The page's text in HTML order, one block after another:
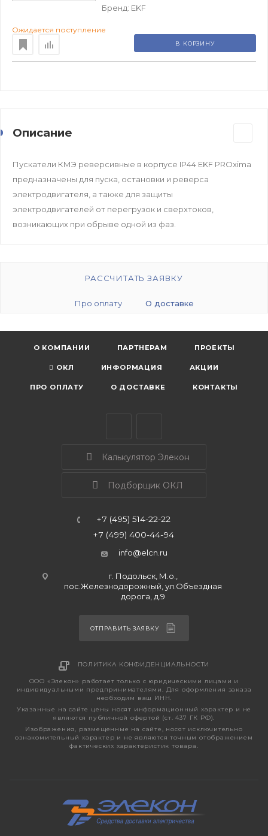
Бренд: EKF
Ожидается поступление
В КОРЗИНУ
Описание
Пускатели КМЭ реверсивные в корпусе IP44 EKF PROxima
предназначены для пуска, остановки и реверса
электродвигателя, а также для защиты
электродвигателей от перегрузок и сверхтоков,
возникающих при обрыве одной из фаз.
РАССЧИТАТЬ ЗАЯВКУ
Про оплату О доставке
О КОМПАНИИ ПАРТНЕРАМ ПРОЕКТЫ
ОКЛ ИНФОРМАЦИЯ АКЦИИ
ПРО ОПЛАТУ О ДОСТАВКЕ КОНТАКТЫ
Калькулятор Элекон
Подборщик ОКЛ
+7 (495) 514-22-22
+7 (499) 400-44-94
info@elcn.ru
г. Подольск, М.о.,
пос.Железнодорожный, ул.Объездная
дорога, д.9
ОТПРАВИТЬ ЗАЯВКУ
ПОЛИТИКА КОНФИДЕНЦИАЛЬНОСТИ
ООО «Элекон» работает только с юридическими лицами и
индивидуальными предпринимателями. Для оформления заказа
необходим ваш ИНН.
Указанные на сайте цены носят информационный характер и не
являются публичной офертой (ст. 437 ГК РФ).
Изображения, размещенные на сайте, носят исключительно
ознакомительный характер и не являются точным отображением
фактических характеристик товара.